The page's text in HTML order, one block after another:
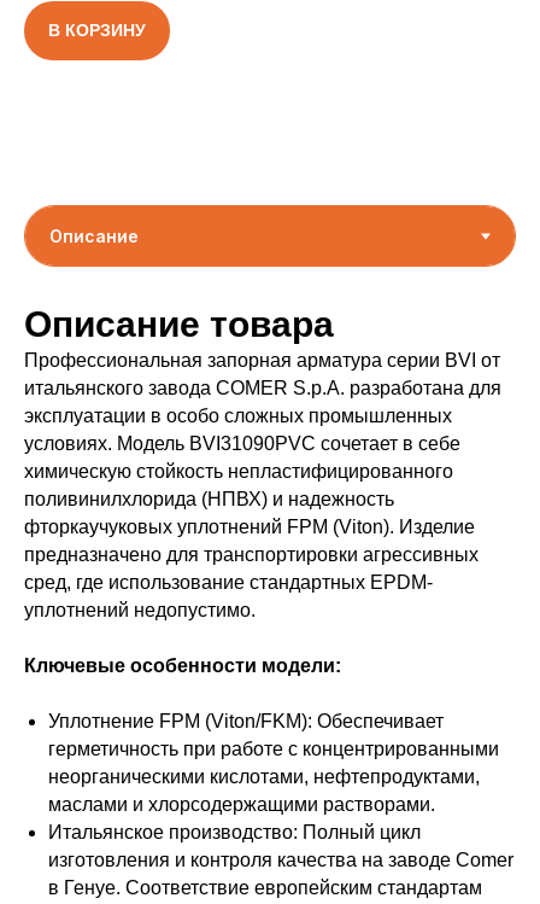
В КОРЗИНУ
Описание товара
Профессиональная запорная арматура серии BVI от
итальянского завода COMER S.p.A. разработана для
эксплуатации в особо сложных промышленных
условиях. Модель BVI31090PVC сочетает в себе
химическую стойкость непластифицированного
поливинилхлорида (НПВХ) и надежность
фторкаучуковых уплотнений FPM (Viton). Изделие
предназначено для транспортировки агрессивных
сред, где использование стандартных EPDM-
уплотнений недопустимо.
Ключевые особенности модели:
Уплотнение FPM (Viton/FKM): Обеспечивает
герметичность при работе с концентрированными
неорганическими кислотами, нефтепродуктами,
маслами и хлорсодержащими растворами.
Итальянское производство: Полный цикл
изготовления и контроля качества на заводе Comer
в Генуе. Соответствие европейским стандартам